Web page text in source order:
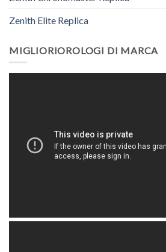
Zenith Elite Replica
MIGLIORIOROLOGI DI MARCA